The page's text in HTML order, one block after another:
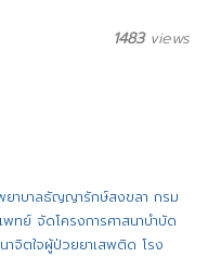
1483views
ยาบาลธัญญารักษ์สงขลา กรม
พทย์ จัดโครงการศาสนาบำบัด
จิตใจผู้ป่วยยาเสพติด โรง